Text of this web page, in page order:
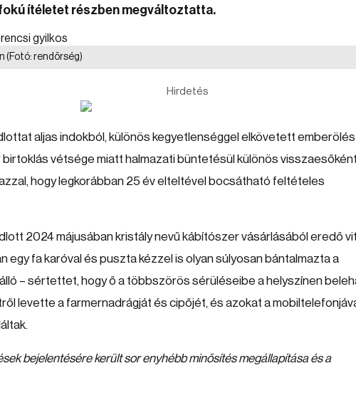
ítéletet részben megváltoztatta.
(Fotó: rendőrség)
Hirdetés
aljas indokból, különös kegyetlenséggel elkövetett emberölés
vétsége miatt halmazati büntetésül különös visszaesőként
hogy legkorábban 25 év elteltével bocsátható feltételes
2024 májusában kristály nevű kábítószer vásárlásából eredő
fa karóval és puszta kézzel is olyan súlyosan bántalmazta a
– sértettet, hogy ő a többszörös sérüléseibe a helyszínen
levette a farmernadrágját és cipőjét, és azokat a
bejelentésére került sor enyhébb minősítés megállapítása és a